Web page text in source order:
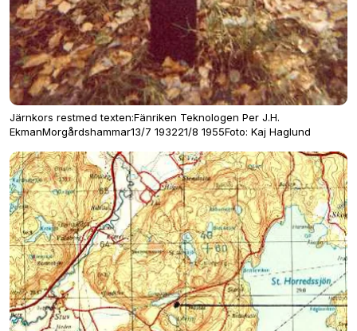
Järnkors restmed texten:Fänriken Teknologen Per J.H.
EkmanMorgårdshammar13/7 193221/8 1955Foto: Kaj Haglund